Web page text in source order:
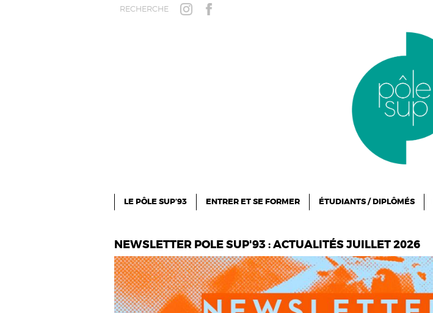
Aller au contenu principalRECHERCHE INSTAGRAMFACEBOOK
LE PÔLE SUP’93 ENTRER ET SE FORMER ÉTUDIANTS / DIPLÔMÉS
NEWSLETTER POLE SUP'93 : ACTUALITÉS JUILLET 2026